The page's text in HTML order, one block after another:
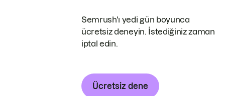
Semrush'ı yedi gün boyunca
ücretsiz deneyin. İstediğiniz zaman
iptal edin.
Ücretsiz dene